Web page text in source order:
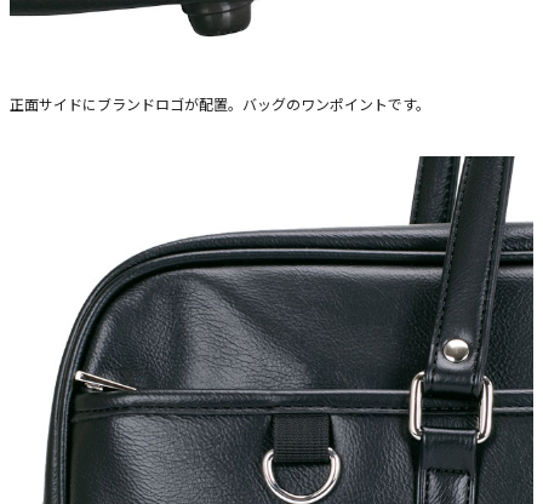
正面サイドにブランドロゴが配置。バッグのワンポイントです。